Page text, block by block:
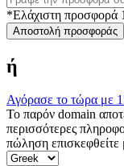
*Ελάχιστη προσφορά
Αποστολή προσφοράς
ή
Αγόρασε το τώρα με
Το παρόν domain
περισσότερες
πώληση επισκεφθείτε